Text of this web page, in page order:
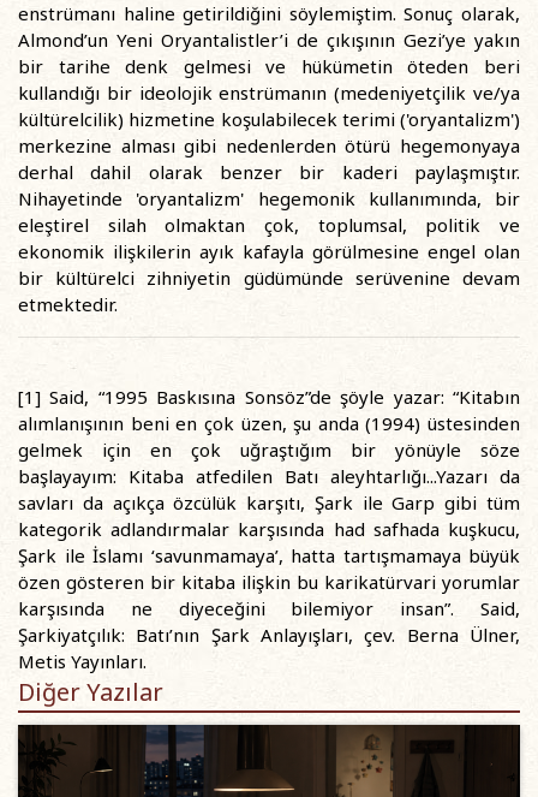
enstrümanı haline getirildiğini söylemiştim. Sonuç olarak,
Almond’un Yeni Oryantalistler’i de çıkışının Gezi’ye yakın
bir tarihe denk gelmesi ve hükümetin öteden beri
kullandığı bir ideolojik enstrümanın (medeniyetçilik ve/ya
kültürelcilik) hizmetine koşulabilecek terimi ('oryantalizm')
merkezine alması gibi nedenlerden ötürü hegemonyaya
derhal dahil olarak benzer bir kaderi paylaşmıştır.
Nihayetinde 'oryantalizm' hegemonik kullanımında, bir
eleştirel silah olmaktan çok, toplumsal, politik ve
ekonomik ilişkilerin ayık kafayla görülmesine engel olan
bir kültürelci zihniyetin güdümünde serüvenine devam
etmektedir.
[1] Said, “1995 Baskısına Sonsöz”de şöyle yazar: “Kitabın
alımlanışının beni en çok üzen, şu anda (1994) üstesinden
gelmek için en çok uğraştığım bir yönüyle söze
başlayayım: Kitaba atfedilen Batı aleyhtarlığı...Yazarı da
savları da açıkça özcülük karşıtı, Şark ile Garp gibi tüm
kategorik adlandırmalar karşısında had safhada kuşkucu,
Şark ile İslamı ‘savunmamaya’, hatta tartışmamaya büyük
özen gösteren bir kitaba ilişkin bu karikatürvari yorumlar
karşısında ne diyeceğini bilemiyor insan”. Said,
Şarkiyatçılık: Batı’nın Şark Anlayışları, çev. Berna Ülner,
Metis Yayınları.
Diğer Yazılar